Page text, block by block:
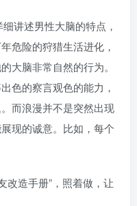
讲述男性大脑的特点，
危险的狩猎生活进化，
大脑非常自然的行为。
色的察言观色的能力，
而浪漫并不是突然出现
现的诚意。比如，每个
改造手册”，照着做，让